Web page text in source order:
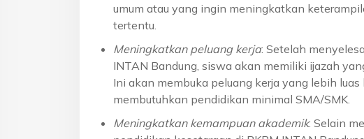
umum atau yang ingin meningkatkan
tertentu.
Meningkatkan peluang kerja: Setelah
INTAN Bandung, siswa akan memiliki ijazah
Ini akan membuka peluang kerja yang lebih
membutuhkan pendidikan minimal SMA/SMK.
Meningkatkan kemampuan akademik: Selain